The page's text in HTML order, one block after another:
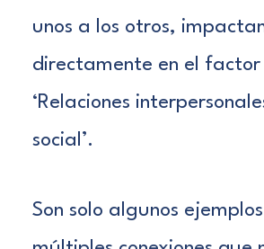
unos a los otros,
directamente en el factor
‘Relaciones
social’.
Son solo algunos